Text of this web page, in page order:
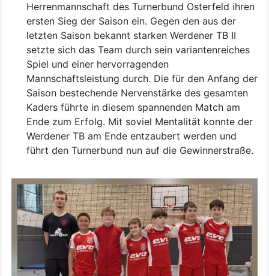
Herrenmannschaft des Turnerbund Osterfeld ihren
ersten Sieg der Saison ein. Gegen den aus der
letzten Saison bekannt starken Werdener TB II
setzte sich das Team durch sein variantenreiches
Spiel und einer hervorragenden
Mannschaftsleistung durch. Die für den Anfang der
Saison bestechende Nervenstärke des gesamten
Kaders führte in diesem spannenden Match am
Ende zum Erfolg. Mit soviel Mentalität konnte der
Werdener TB am Ende entzaubert werden und
führt den Turnerbund nun auf die Gewinnerstraße.